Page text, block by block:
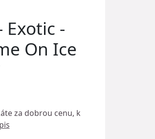
Exotic -
On Ice
za dobrou cenu, k